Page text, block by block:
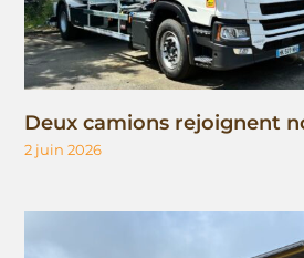
Deux camions rejoignent
2 juin 2026